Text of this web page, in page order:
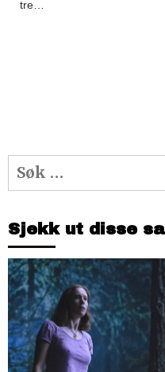
tre…
Søk
etter:
Sjekk ut disse